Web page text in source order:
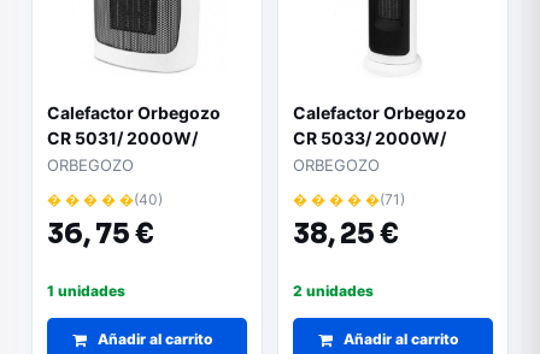
Calefactor Orbegozo
CR 5031/ 2000W/
Termostato Regulable
ORBEGOZO
� � � � �(40)
36,75 €
1 unidades
Añadir al carrito
Calefactor Orbegozo
CR 5033/ 2000W/
Termostato Regulable
ORBEGOZO
� � � � �(71)
38,25 €
2 unidades
Añadir al carrito